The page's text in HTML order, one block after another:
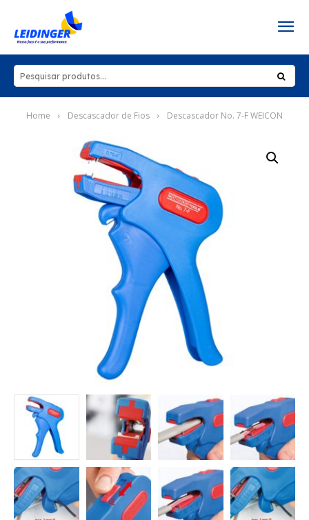
Home Descascador de Fios Descascador No. 7-F WEICON